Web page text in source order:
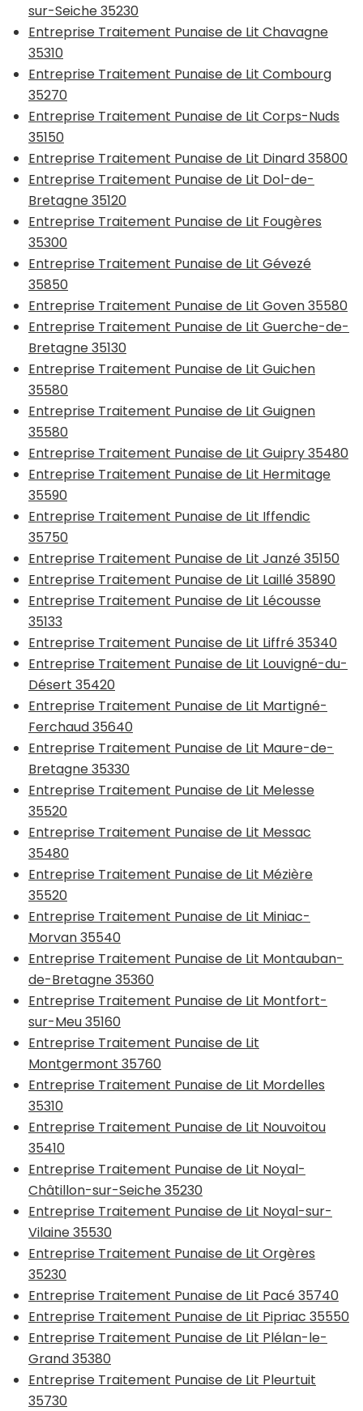
sur-Seiche 35230
Entreprise Traitement Punaise de Lit Chavagne
35310
Entreprise Traitement Punaise de Lit Combourg
35270
Entreprise Traitement Punaise de Lit Corps-Nuds
35150
Entreprise Traitement Punaise de Lit Dinard 35800
Entreprise Traitement Punaise de Lit Dol-de-
Bretagne 35120
Entreprise Traitement Punaise de Lit Fougères
35300
Entreprise Traitement Punaise de Lit Gévezé
35850
Entreprise Traitement Punaise de Lit Goven 35580
Entreprise Traitement Punaise de Lit Guerche-de-
Bretagne 35130
Entreprise Traitement Punaise de Lit Guichen
35580
Entreprise Traitement Punaise de Lit Guignen
35580
Entreprise Traitement Punaise de Lit Guipry 35480
Entreprise Traitement Punaise de Lit Hermitage
35590
Entreprise Traitement Punaise de Lit Iffendic
35750
Entreprise Traitement Punaise de Lit Janzé 35150
Entreprise Traitement Punaise de Lit Laillé 35890
Entreprise Traitement Punaise de Lit Lécousse
35133
Entreprise Traitement Punaise de Lit Liffré 35340
Entreprise Traitement Punaise de Lit Louvigné-du-
Désert 35420
Entreprise Traitement Punaise de Lit Martigné-
Ferchaud 35640
Entreprise Traitement Punaise de Lit Maure-de-
Bretagne 35330
Entreprise Traitement Punaise de Lit Melesse
35520
Entreprise Traitement Punaise de Lit Messac
35480
Entreprise Traitement Punaise de Lit Mézière
35520
Entreprise Traitement Punaise de Lit Miniac-
Morvan 35540
Entreprise Traitement Punaise de Lit Montauban-
de-Bretagne 35360
Entreprise Traitement Punaise de Lit Montfort-
sur-Meu 35160
Entreprise Traitement Punaise de Lit
Montgermont 35760
Entreprise Traitement Punaise de Lit Mordelles
35310
Entreprise Traitement Punaise de Lit Nouvoitou
35410
Entreprise Traitement Punaise de Lit Noyal-
Châtillon-sur-Seiche 35230
Entreprise Traitement Punaise de Lit Noyal-sur-
Vilaine 35530
Entreprise Traitement Punaise de Lit Orgères
35230
Entreprise Traitement Punaise de Lit Pacé 35740
Entreprise Traitement Punaise de Lit Pipriac 35550
Entreprise Traitement Punaise de Lit Plélan-le-
Grand 35380
Entreprise Traitement Punaise de Lit Pleurtuit
35730